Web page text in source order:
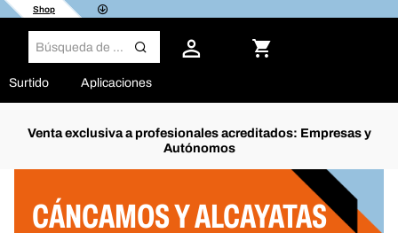
Shop
Surtido Aplicaciones
Venta exclusiva a profesionales acreditados: Empresas y
Autónomos
CÁNCAMOS Y ALCAYATAS
Filtro